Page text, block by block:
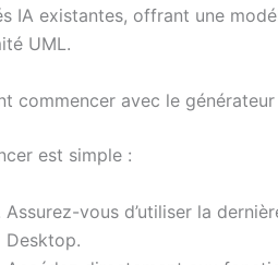
IA existantes, offrant une
UML.
commencer avec le
est simple :
Assurez-vous d’utiliser la
Desktop.